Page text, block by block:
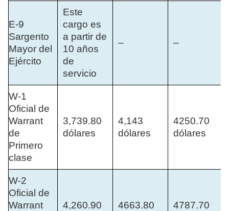
E-9
Sargento
Mayor del
Ejército
Este
cargo es
a partir de
10 años
de
servicio
– –
W-1
Oficial de
Warrant
de
Primero
clase
3,739.80
dólares
4,143
dólares
4250.70
dólares
W-2
Oficial de
Warrant
4,260.90
4663.80
4787.70